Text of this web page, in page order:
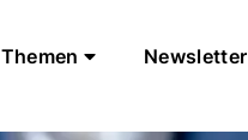
Themen Newsletter